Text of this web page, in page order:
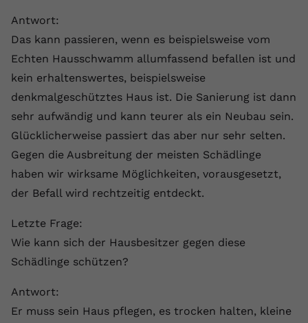
Antwort:
Das kann passieren, wenn es beispielsweise vom
Echten Hausschwamm allumfassend befallen ist und
kein erhaltenswertes, beispielsweise
denkmalgeschütztes Haus ist. Die Sanierung ist dann
sehr aufwändig und kann teurer als ein Neubau sein.
Glücklicherweise passiert das aber nur sehr selten.
Gegen die Ausbreitung der meisten Schädlinge
haben wir wirksame Möglichkeiten, vorausgesetzt,
der Befall wird rechtzeitig entdeckt.
Letzte Frage:
Wie kann sich der Hausbesitzer gegen diese
Schädlinge schützen?
Antwort:
Er muss sein Haus pflegen, es trocken halten, kleine